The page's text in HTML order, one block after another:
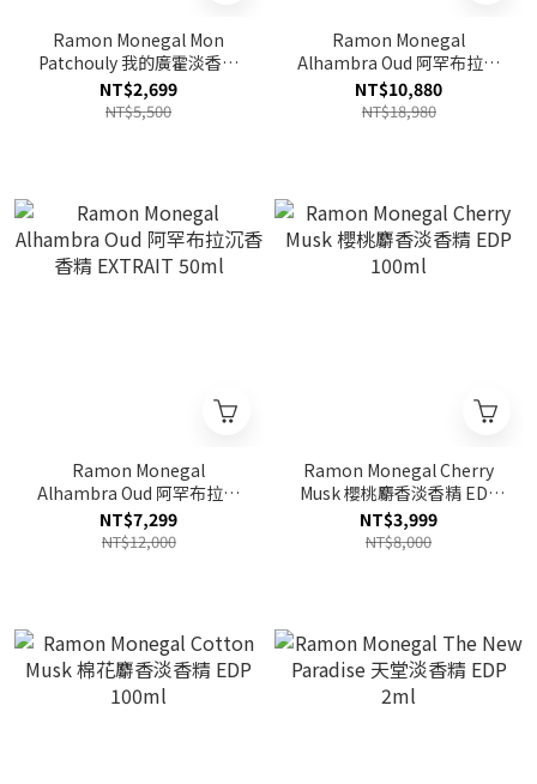
Ramon Monegal Mon
Patchouly 我的廣霍淡香精
EDP 50ml
NT$2,699
NT$5,500
Ramon Monegal
Alhambra Oud 阿罕布拉沉
香香精 EXTRAIT 100ml
NT$10,880
NT$18,980
Ramon Monegal
Alhambra Oud 阿罕布拉沉
香香精 EXTRAIT 50ml
NT$7,299
NT$12,000
Ramon Monegal Cherry
Musk 櫻桃麝香淡香精 EDP
100ml
NT$3,999
NT$8,000